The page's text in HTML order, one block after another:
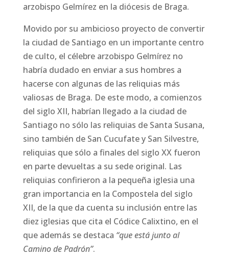
arzobispo Gelmírez en la diócesis de Braga.
Movido por su ambicioso proyecto de convertir
la ciudad de Santiago en un importante centro
de culto, el célebre arzobispo Gelmírez no
habría dudado en enviar a sus hombres a
hacerse con algunas de las reliquias más
valiosas de Braga. De este modo, a comienzos
del siglo XII, habrían llegado a la ciudad de
Santiago no sólo las reliquias de Santa Susana,
sino también de San Cucufate y San Silvestre,
reliquias que sólo a finales del siglo XX fueron
en parte devueltas a su sede original. Las
reliquias confirieron a la pequeña iglesia una
gran importancia en la Compostela del siglo
XII, de la que da cuenta su inclusión entre las
diez iglesias que cita el Códice Calixtino, en el
que además se destaca “que está junto al
Camino de Padrón”.